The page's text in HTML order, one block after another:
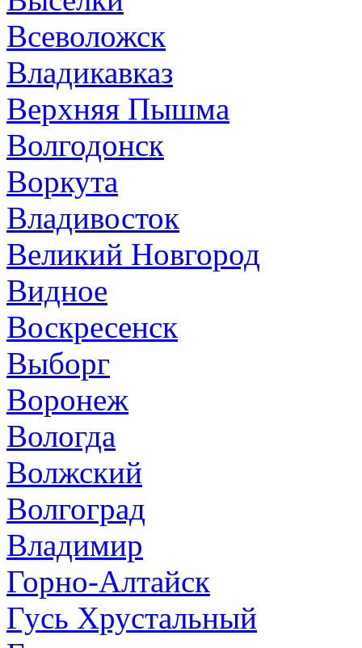
Всеволожск
Владикавказ
Верхняя Пышма
Волгодонск
Воркута
Владивосток
Великий Новгород
Видное
Воскресенск
Выборг
Воронеж
Вологда
Волжский
Волгоград
Владимир
Горно-Алтайск
Гусь Хрустальный